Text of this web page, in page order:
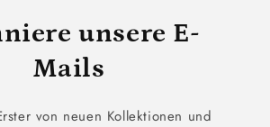
unsere E-
Mails
von neuen Kollektionen und